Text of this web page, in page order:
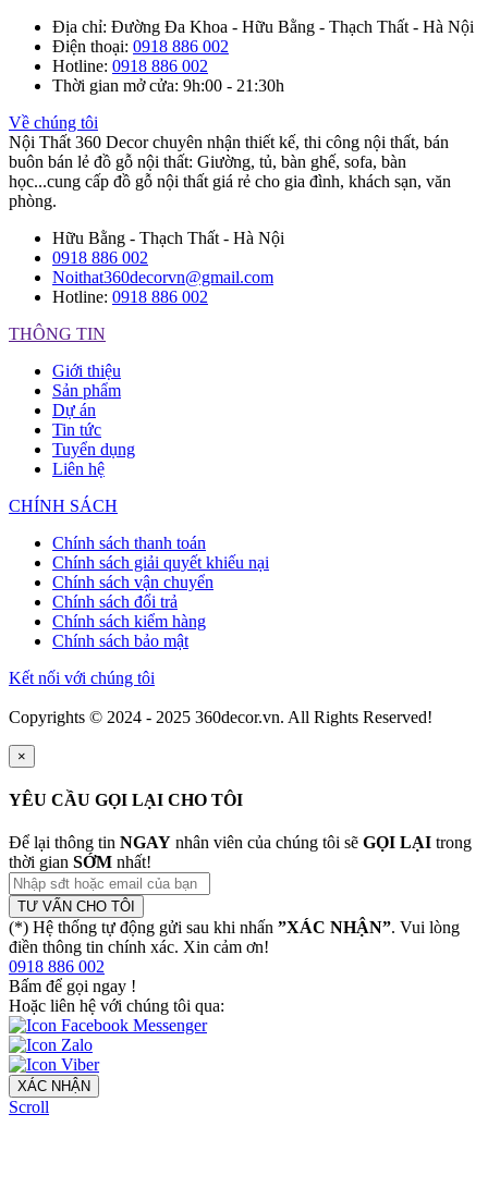
Địa chỉ: Đường Đa Khoa - Hữu Bằng - Thạch Thất - Hà Nội
Điện thoại: 0918 886 002
Hotline: 0918 886 002
Thời gian mở cửa: 9h:00 - 21:30h
Về chúng tôi
Nội Thất 360 Decor chuyên nhận thiết kế, thi công nội thất, bán
buôn bán lẻ đồ gỗ nội thất: Giường, tủ, bàn ghế, sofa, bàn
học...cung cấp đồ gỗ nội thất giá rẻ cho gia đình, khách sạn, văn
phòng.
Hữu Bằng - Thạch Thất - Hà Nội
0918 886 002
Noithat360decorvn@gmail.com
Hotline: 0918 886 002
THÔNG TIN
Giới thiệu
Sản phẩm
Dự án
Tin tức
Tuyển dụng
Liên hệ
CHÍNH SÁCH
Chính sách thanh toán
Chính sách giải quyết khiếu nại
Chính sách vận chuyển
Chính sách đổi trả
Chính sách kiểm hàng
Chính sách bảo mật
Kết nối với chúng tôi
Copyrights © 2024 - 2025 360decor.vn. All Rights Reserved!
×
YÊU CẦU GỌI LẠI CHO TÔI
Để lại thông tin NGAY nhân viên của chúng tôi sẽ GỌI LẠI trong
thời gian SỚM nhất!
TƯ VẤN CHO TÔI
(*) Hệ thống tự động gửi sau khi nhấn ”XÁC NHẬN”. Vui lòng
điền thông tin chính xác. Xin cảm ơn!
0918 886 002
Bấm để gọi ngay !
Hoặc liên hệ với chúng tôi qua:
XÁC NHẬN
Scroll